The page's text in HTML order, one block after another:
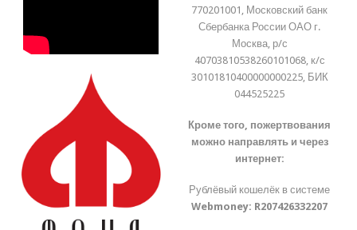
770201001, Московский банк
Сбербанка России ОАО г.
Москва, р/с
40703810538260101068, к/с
30101810400000000225, БИК
044525225
Кроме того, пожертвования
можно направлять и через
интернет:
Рублёвый кошелёк в системе
Webmoney: R207426332207